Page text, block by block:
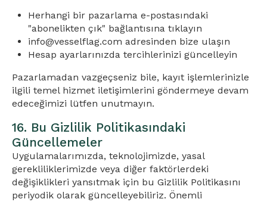
Herhangi bir pazarlama e-postasındaki
"abonelikten çık" bağlantısına tıklayın
info@vesselflag.com adresinden bize ulaşın
Hesap ayarlarınızda tercihlerinizi güncelleyin
Pazarlamadan vazgeçseniz bile, kayıt işlemlerinizle
ilgili temel hizmet iletişimlerini göndermeye devam
edeceğimizi lütfen unutmayın.
16. Bu Gizlilik Politikasındaki
Güncellemeler
Uygulamalarımızda, teknolojimizde, yasal
gerekliliklerimizde veya diğer faktörlerdeki
değişiklikleri yansıtmak için bu Gizlilik Politikasını
periyodik olarak güncelleyebiliriz. Önemli